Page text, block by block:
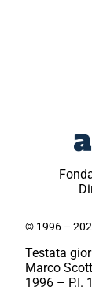
© 1996 –
Testata
Marco
1996 – P.I.